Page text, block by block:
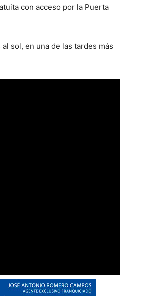
con acceso por la Puerta
sol, en una de las tardes más